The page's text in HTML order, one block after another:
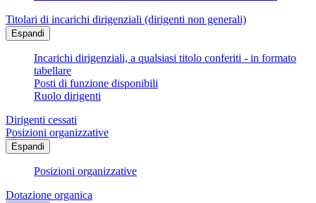
Titolari di incarichi dirigenziali (dirigenti non generali)
Espandi
Incarichi dirigenziali, a qualsiasi titolo conferiti - in formato
tabellare
Posti di funzione disponibili
Ruolo dirigenti
Dirigenti cessati
Posizioni organizzative
Espandi
Posizioni organizzative
Dotazione organica